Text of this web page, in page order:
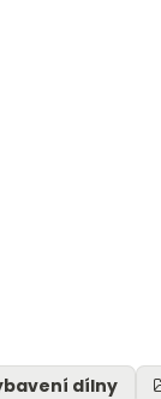
dílny